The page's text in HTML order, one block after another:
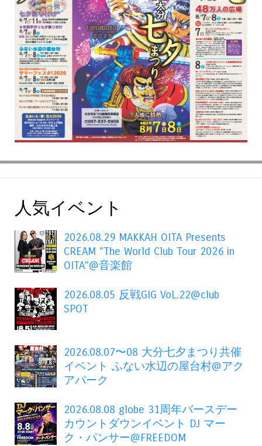
人気イベント
2026.08.29 MAKKAH OITA Presents
CREAM "The World Club Tour 2026 in
OITA"@音楽館
2026.08.05 反戦GIG VoL.22@club
SPOT
2026.08.07〜08 大分七夕まつり共催
イベント ふない水辺の屋台村@アク
アパーク
2026.08.08 globe 31周年バースデー
カウントダウンイベント DJ マー
ク・パンサー@FREEDOM